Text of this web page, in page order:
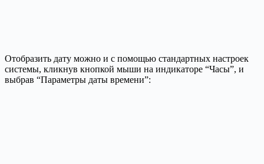
Отобразить дату можно и с помощью стандартных настроек
системы, кликнув кнопкой мыши на индикаторе “Часы”, и
выбрав “Параметры даты времени”: